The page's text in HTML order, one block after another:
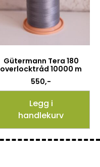
Gütermann Tera 180
overlocktråd 10000 m
550,-
Legg i
handlekurv